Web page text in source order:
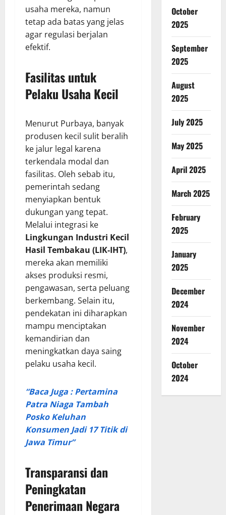
usaha mereka, namun
tetap ada batas yang jelas
agar regulasi berjalan
efektif.
Fasilitas untuk
Pelaku Usaha Kecil
Menurut Purbaya, banyak
produsen kecil sulit beralih
ke jalur legal karena
terkendala modal dan
fasilitas. Oleh sebab itu,
pemerintah sedang
menyiapkan bentuk
dukungan yang tepat.
Melalui integrasi ke
Lingkungan Industri Kecil
Hasil Tembakau (LIK-IHT),
mereka akan memiliki
akses produksi resmi,
pengawasan, serta peluang
berkembang. Selain itu,
pendekatan ini diharapkan
mampu menciptakan
kemandirian dan
meningkatkan daya saing
pelaku usaha kecil.
“Baca Juga : Pertamina
Patra Niaga Tambah
Posko Keluhan
Konsumen Jadi 17 Titik di
Jawa Timur”
Transparansi dan
Peningkatan
Penerimaan Negara
October
2025
September
2025
August
2025
July 2025
May 2025
April 2025
March 2025
February
2025
January
2025
December
2024
November
2024
October
2024